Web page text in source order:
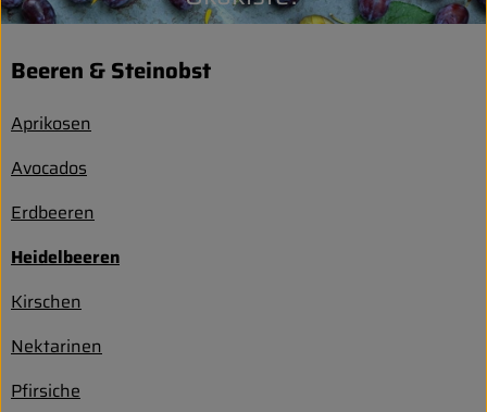
Entspannt durch die FERIEN
Obst & Gemüse
Kühltheke
Backwaren
Vorratskammer
Getränke
Kosmetik
Haus & Garten
Beeren & Steinobst
Aprikosen
Avocados
Erdbeeren
Heidelbeeren
Kirschen
Nektarinen
Pfirsiche